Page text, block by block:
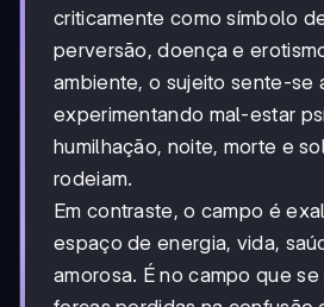
criticamente como símbolo
perversão, doença e
ambiente, o sujeito sente-se
experimentando mal-estar
humilhação, noite, morte e
rodeiam.
Em contraste, o campo é
espaço de energia, vida,
amorosa. É no campo que